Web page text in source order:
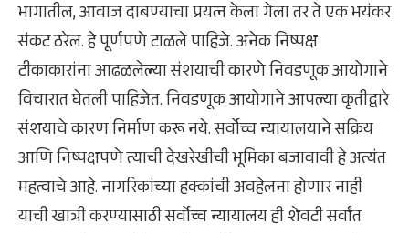
भागातील, आवाज दाबण्याचा प्रयत्न केला गेला तर ते एक भयंकर
संकट ठरेल. हे पूर्णपणे टाळले पाहिजे. अनेक निष्पक्ष
टीकाकारांना आढळलेल्या संशयाची कारणे निवडणूक आयोगाने
विचारात घेतली पाहिजेत. निवडणूक आयोगाने आपल्या कृतीद्वारे
संशयाचे कारण निर्माण करू नये. सर्वोच्च न्यायालयाने सक्रिय
आणि निष्पक्षपणे त्याची देखरेखीची भूमिका बजावावी हे अत्यंत
महत्वाचे आहे. नागरिकांच्या हक्कांची अवहेलना होणार नाही
याची खात्री करण्यासाठी सर्वोच्च न्यायालय ही शेवटी सर्वांत